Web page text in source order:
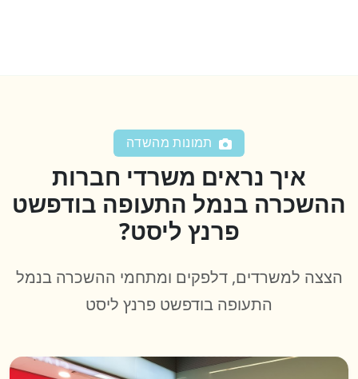
תמונות מהשדה
איך נראים משרדי חברות
ההשכרה בנמל התעופה בודפשט
פרנץ ליסט?
הצצה למשרדים, דלפקים ומתחמי ההשכרה בנמל
התעופה בודפשט פרנץ ליסט